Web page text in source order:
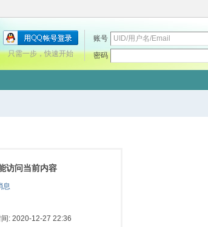
账号
密码
只需一步，快速开始
访问当前内容
息
: 2020-12-27 22:36